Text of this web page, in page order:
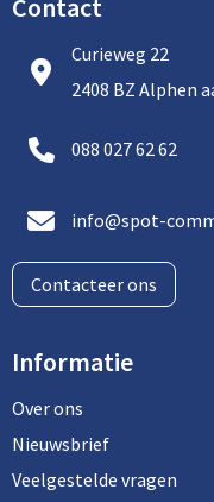
Contact
Curieweg 22
2408 BZ Alphen
088 027 62 62
info@spot-
Contacteer ons
Informatie
Over ons
Nieuwsbrief
Veelgestelde vragen